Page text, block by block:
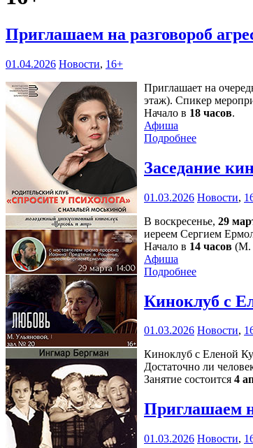
Приглашаем на разговороб
01.04.2026 Новости, 16+
Приглашает на
этаж). Спикер
Начало в 18 часов.
Афиша
Подробнее
Заседание
01.03.2026 Новости,
В воскресенье, 29
иереем Сергием
Начало в 14 часов (М.
Афиша
Подробнее
Киноклуб с
01.03.2026 Новости,
Киноклуб с Еленой
Достаточно ли
Занятие состоится 4
Приглашаем
01.03.2026 Новости,